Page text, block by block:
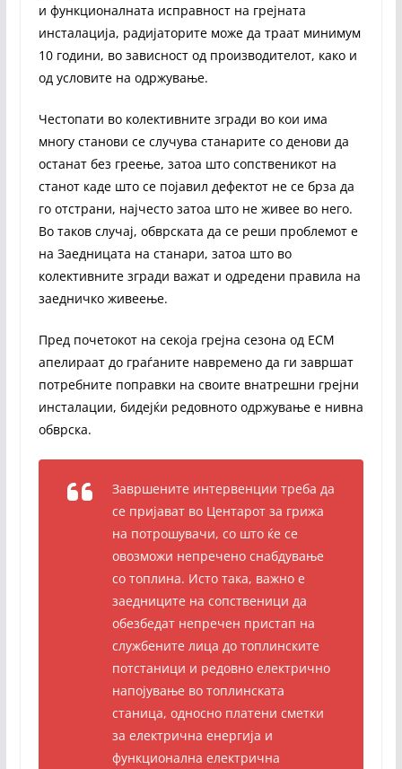
и функционалната исправност на грејната
инсталација, радијаторите може да траат минимум
10 години, во зависност од производителот, како и
од условите на одржување.
Честопати во колективните згради во кои има
многу станови се случува станарите со денови да
останат без греење, затоа што сопственикот на
станот каде што се појавил дефектот не се брза да
го отстрани, најчесто затоа што не живее во него.
Во таков случај, обврската да се реши проблемот е
на Заедницата на станари, затоа што во
колективните згради важат и одредени правила на
заедничко живеење.
Пред почетокот на секоја грејна сезона од ЕСМ
апелираат до граѓаните навремено да ги завршат
потребните поправки на своите внатрешни грејни
инсталации, бидејќи редовното одржување е нивна
обврска.
Завршените интервенции треба да
се пријават во Центарот за грижа
на потрошувачи, со што ќе се
овозможи непречено снабдување
со топлина. Исто така, важно е
заедниците на сопственици да
обезбедат непречен пристап на
службените лица до топлинските
потстаници и редовно електрично
напојување во топлинската
станица, односно платени сметки
за електрична енергија и
функционална електрична